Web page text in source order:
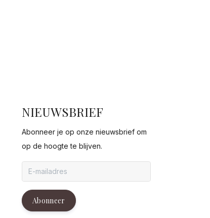
NIEUWSBRIEF
Abonneer je op onze nieuwsbrief om
op de hoogte te blijven.
Abonneer